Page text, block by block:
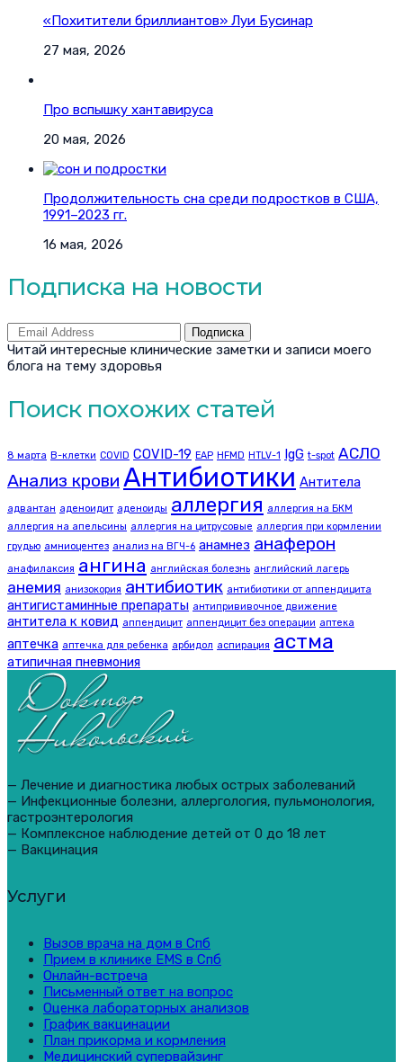
«Похитители бриллиантов» Луи Бусинар
27 мая, 2026
Про вспышку хантавируса
20 мая, 2026
Продолжительность сна среди подростков в США,
1991–2023 гг.
16 мая, 2026
Подписка на новости
Подписка
Читай интересные клинические заметки и записи моего
блога на тему здоровья
Поиск похожих статей
8 марта B-клетки COVID COVID-19 EAP HFMD HTLV-1 IgG t-spot АСЛО
Анализ крови Антибиотики Антитела
адвантан аденоидит аденоиды аллергия аллергия на БКМ
аллергия на апельсины аллергия на цитрусовые аллергия при кормлении
грудью амниоцентез анализ на ВГЧ-6 анамнез анаферон
анафилаксия ангина английская болезнь английский лагерь
анемия анизокория антибиотик антибиотики от аппендицита
антигистаминные препараты антипрививочное движение
антитела к ковид аппендицит аппендицит без операции аптека
аптечка аптечка для ребенка арбидол аспирация астма
атипичная пневмония
— Лечение и диагностика любых острых заболеваний
— Инфекционные болезни, аллергология, пульмонология,
гастроэнтерология
— Комплексное наблюдение детей от 0 до 18 лет
— Вакцинация
Услуги
Вызов врача на дом в Спб
Прием в клинике EMS в Спб
Онлайн-встреча
Письменный ответ на вопрос
Оценка лабораторных анализов
График вакцинации
План прикорма и кормления
Медицинский супервайзинг